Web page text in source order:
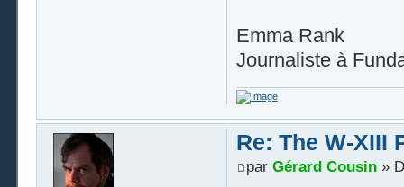
Emma Rank
Journaliste à
Re: The W-XIII
par Gérard Cousin»